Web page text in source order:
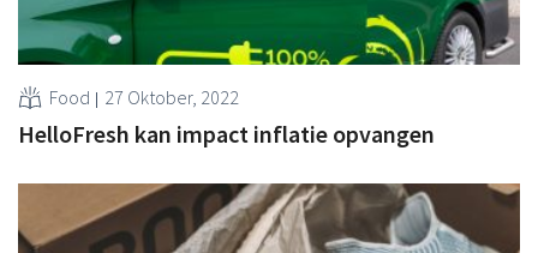
Food 27 Oktober, 2022
HelloFresh kan impact inflatie opvangen